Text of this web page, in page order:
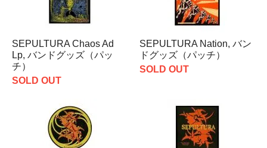
SEPULTURA Chaos Ad
Lp, バンドグッズ（パッ
チ）
SOLD OUT
SEPULTURA Nation, バン
ドグッズ（パッチ）
SOLD OUT